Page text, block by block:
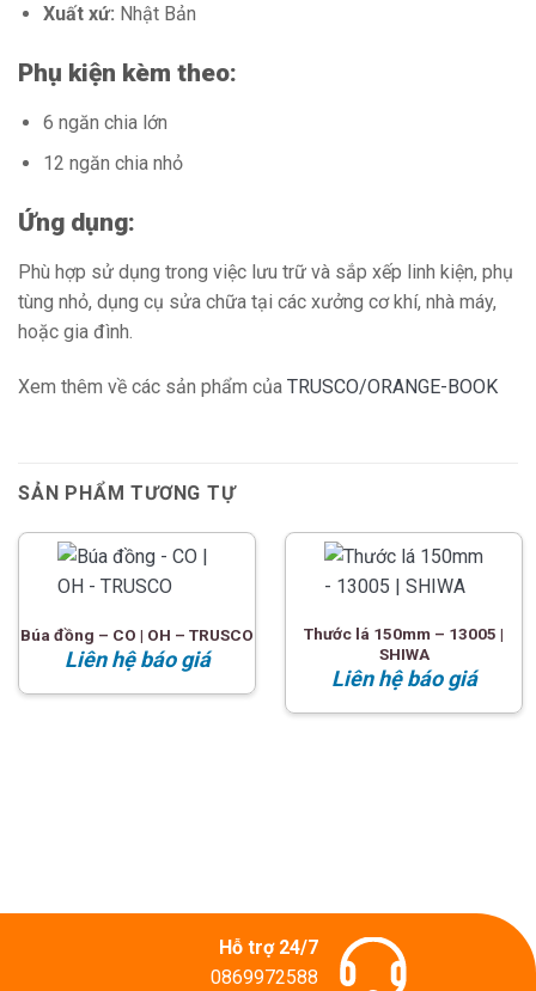
Xuất xứ: Nhật Bản
Phụ kiện kèm theo:
6 ngăn chia lớn
12 ngăn chia nhỏ
Ứng dụng:
Phù hợp sử dụng trong việc lưu trữ và sắp xếp linh kiện, phụ
tùng nhỏ, dụng cụ sửa chữa tại các xưởng cơ khí, nhà máy,
hoặc gia đình.
Xem thêm về các sản phẩm của TRUSCO/ORANGE-BOOK
SẢN PHẨM TƯƠNG TỰ
Búa đồng – CO | OH – TRUSCO
Liên hệ báo giá
Thước lá 150mm – 13005 |
SHIWA
Liên hệ báo giá
Hỗ trợ 24/7
0869972588